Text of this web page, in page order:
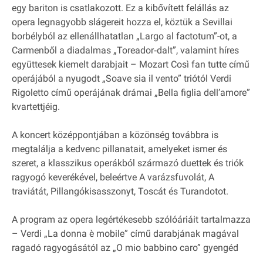
egy bariton is csatlakozott. Ez a kibővített felállás az
opera legnagyobb slágereit hozza el, köztük a Sevillai
borbélyból az ellenállhatatlan „Largo al factotum”-ot, a
Carmenből a diadalmas „Toreador‐dalt”, valamint híres
együttesek kiemelt darabjait – Mozart Così fan tutte című
operájából a nyugodt „Soave sia il vento” triótól Verdi
Rigoletto című operájának drámai „Bella figlia dell’amore”
kvartettjéig.
A koncert középpontjában a közönség továbbra is
megtalálja a kedvenc pillanatait, amelyeket ismer és
szeret, a klasszikus operákból származó duettek és triók
ragyogó keverékével, beleértve A varázsfuvolát, A
traviátát, Pillangókisasszonyt, Toscát és Turandotot.
A program az opera legértékesebb szólóáriáit tartalmazza
– Verdi „La donna è mobile” című darabjának magával
ragadó ragyogásától az „O mio babbino caro” gyengéd